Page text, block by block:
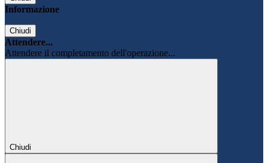
Informazione
Chiudi
Attendere...
Attendere il completamento dell'operazione...
Chiudi